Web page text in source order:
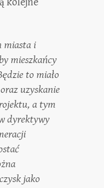
miasta i
mieszkańcy
to miało
uzyskanie
a tym
dyrektywy
jako